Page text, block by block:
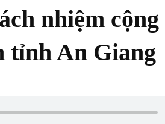
nhiệm cộng
tỉnh An Giang